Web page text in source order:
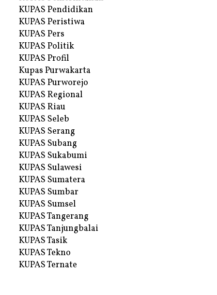
KUPAS Pendidikan
KUPAS Peristiwa
KUPAS Pers
KUPAS Politik
KUPAS Profil
Kupas Purwakarta
KUPAS Purworejo
KUPAS Regional
KUPAS Riau
KUPAS Seleb
KUPAS Serang
KUPAS Subang
KUPAS Sukabumi
KUPAS Sulawesi
KUPAS Sumatera
KUPAS Sumbar
KUPAS Sumsel
KUPAS Tangerang
KUPAS Tanjungbalai
KUPAS Tasik
KUPAS Tekno
KUPAS Ternate